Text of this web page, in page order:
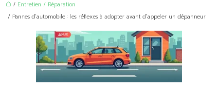
/ Entretien / Réparation
/ Pannes d’automobile : les réflexes à adopter avant d’appeler un dépanneur